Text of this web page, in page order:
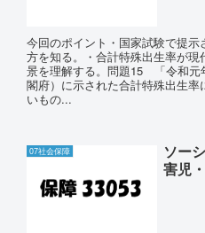
今回のポイント・国家試験で提
方を知る。・合計特殊出生率が
景を理解する。問題15 「令和元
閣府）に示された合計特殊出生
いもの...
07社会保障
ソー
害児